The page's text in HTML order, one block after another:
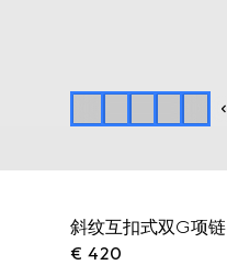
斜纹互扣式双G项链
€ 420